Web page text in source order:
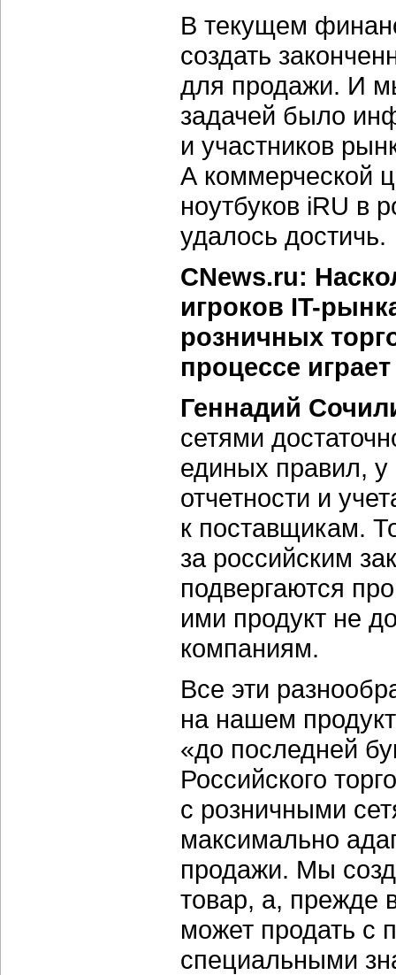
В текущем
создать
для продажи. И
задачей было
и участников
А коммерческой
ноутбуков iRU в
удалось достичь.
CNews.ru:
игроков IT-
розничных
процессе
Геннадий
сетями
единых правил,
отчетности и
к поставщикам.
за российским
подвергаются
ими продукт не
компаниям.
Все эти
на нашем
«до последней
Российского
с розничными
максимально
продажи. Мы
товар, а, прежде
может продать с
специальными